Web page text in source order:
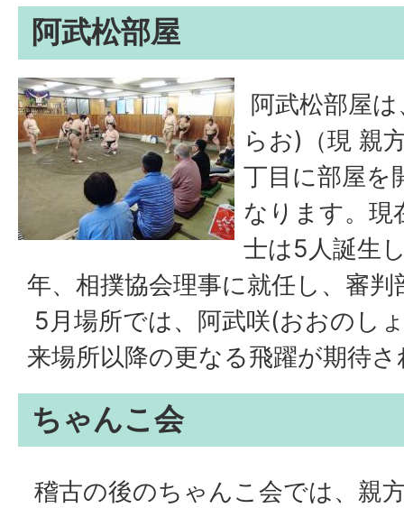
阿武松部屋
阿武松部屋
らお)（現 親
丁目に部屋を
なります。現
士は5人誕生
年、相撲協会理事に就任し、審
5月場所では、阿武咲(おおのし
来場所以降の更なる飛躍が期待
ちゃんこ会
稽古の後のちゃんこ会では、親